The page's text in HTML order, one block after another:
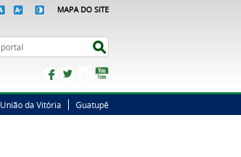
MAPA DO SITE
FacebookTwitterInstagram
União da Vitória Guatupê